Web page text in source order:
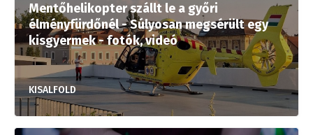
Mentőhelikopter szállt le a győri
élményfürdőnél - Súlyosan megsérült egy
kisgyermek - fotók, videó
KISALFOLD